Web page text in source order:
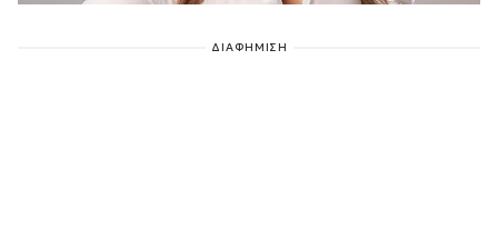
ΔΙΑΦΗΜΙΣΗ